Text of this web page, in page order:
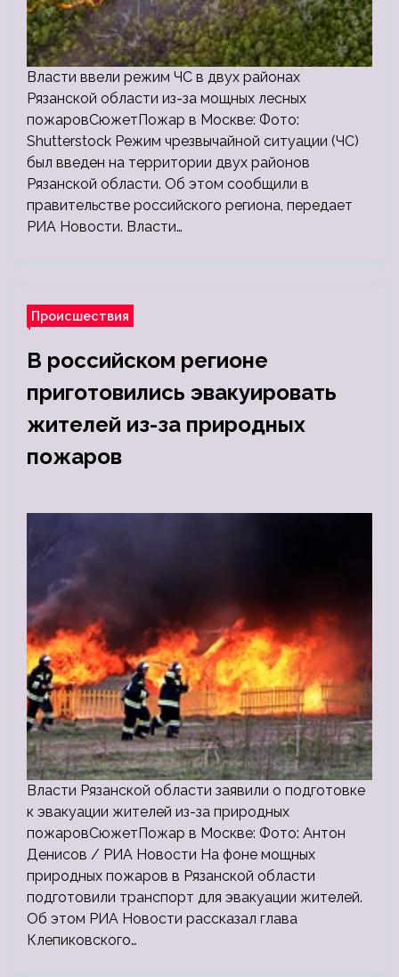
Власти ввели режим ЧС в двух районах
Рязанской области из-за мощных лесных
пожаровСюжетПожар в Москве: Фото:
Shutterstock Режим чрезвычайной ситуации (ЧС)
был введен на территории двух районов
Рязанской области. Об этом сообщили в
правительстве российского региона, передает
РИА Новости. Власти…
Происшествия
В российском регионе
приготовились эвакуировать
жителей из-за природных
пожаров
Власти Рязанской области заявили о подготовке
к эвакуации жителей из-за природных
пожаровСюжетПожар в Москве: Фото: Антон
Денисов / РИА Новости На фоне мощных
природных пожаров в Рязанской области
подготовили транспорт для эвакуации жителей.
Об этом РИА Новости рассказал глава
Клепиковского…